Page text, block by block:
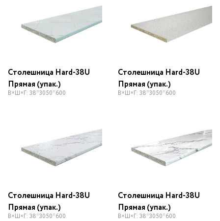
Столешница Hard-38U
Прямая (упак.)
В×Ш×Г: 38*3050*600
Столешница Hard-38U
Прямая (упак.)
В×Ш×Г: 38*3050*600
Столешница Hard-38U
Прямая (упак.)
В×Ш×Г: 38*3050*600
Столешница Hard-38U
Прямая (упак.)
В×Ш×Г: 38*3050*600